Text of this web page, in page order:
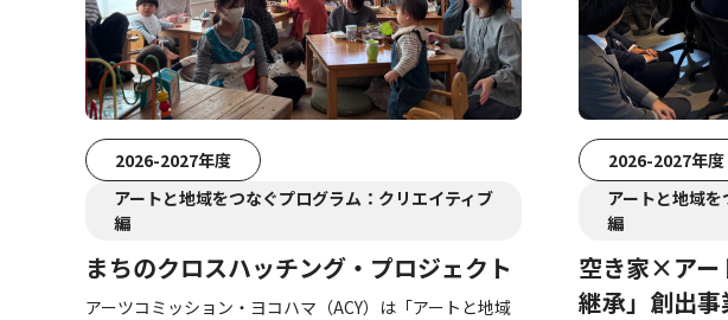
2026-2027年度
アートと地域をつなぐプログラム：クリエイティブ
編
まちのクロスハッチング・プロジェクト
アーツコミッション・ヨコハマ（ACY）は「アートと地域
2026-2027年度
アートと地域
編
空き家×アー
継承」創出事